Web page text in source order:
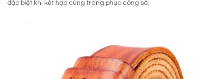
đặc biệt khi kết hợp cùng trang phục công sở.